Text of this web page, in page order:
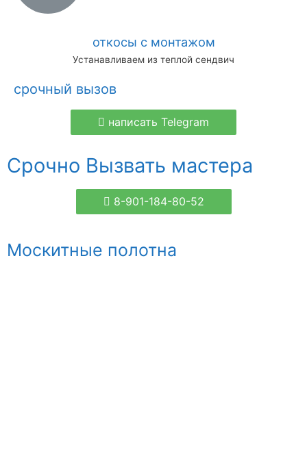
откосы с монтажом
Устанавливаем из теплой сендвич
срочный вызов
написать Telegram
Срочно Вызвать мастера
8-901-184-80-52
Москитные полотна